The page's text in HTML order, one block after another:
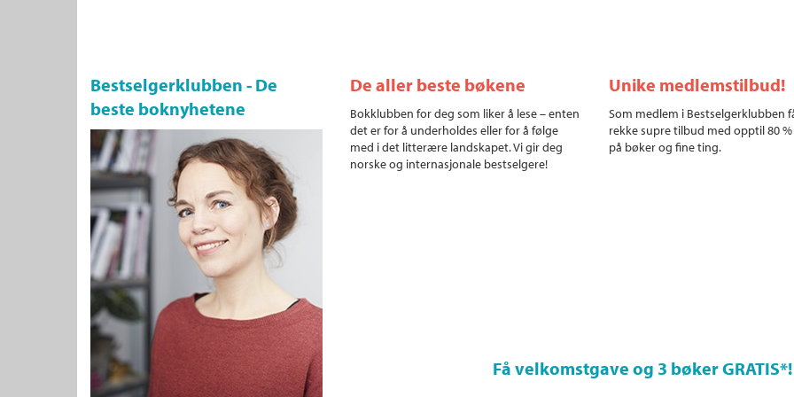
Bestselgerklubben - De
beste boknyhetene
De aller beste bøkene
Bokklubben for deg som liker å lese – enten
det er for å underholdes eller for å følge
med i det litterære landskapet. Vi gir deg
norske og internasjonale bestselgere!
Unike medlemstilbud!
Som medlem i Bestselgerklubben
rekke supre tilbud med opptil 80
på bøker og fine ting.
Få velkomstgave og 3 bøker GRATIS*!